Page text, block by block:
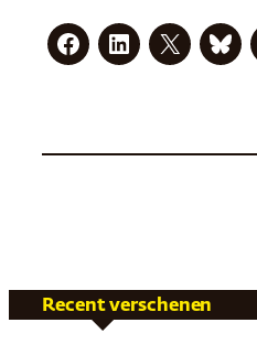
Recent verschenen